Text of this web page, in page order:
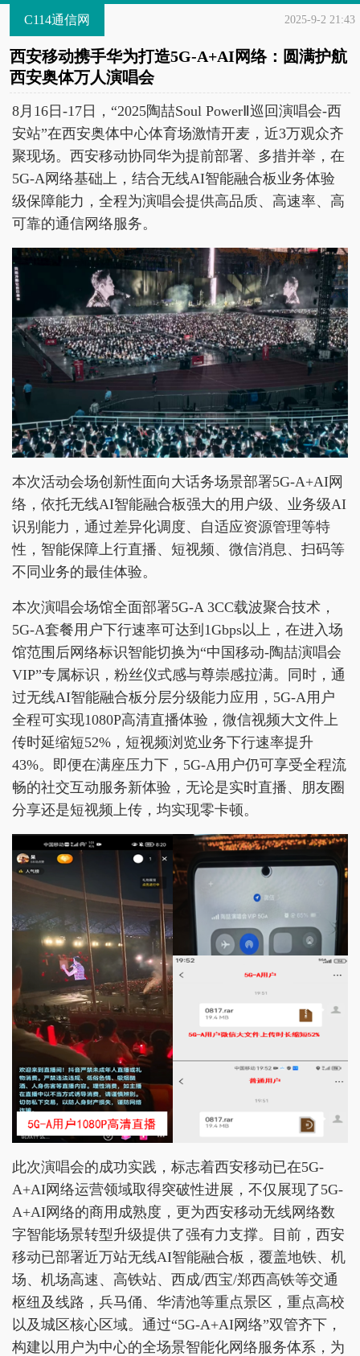
C114通信网 2025-9-2 21:43
西安移动携手华为打造5G-A+AI网络：圆满护航
西安奥体万人演唱会
8月16日-17日，“2025陶喆Soul PowerⅡ巡回演唱会-西
安站”在西安奥体中心体育场激情开麦，近3万观众齐
聚现场。西安移动协同华为提前部署、多措并举，在
5G-A网络基础上，结合无线AI智能融合板业务体验
级保障能力，全程为演唱会提供高品质、高速率、高
可靠的通信网络服务。
本次活动会场创新性面向大话务场景部署5G-A+AI网
络，依托无线AI智能融合板强大的用户级、业务级AI
识别能力，通过差异化调度、自适应资源管理等特
性，智能保障上行直播、短视频、微信消息、扫码等
不同业务的最佳体验。
本次演唱会场馆全面部署5G-A 3CC载波聚合技术，
5G-A套餐用户下行速率可达到1Gbps以上，在进入场
馆范围后网络标识智能切换为“中国移动-陶喆演唱会
VIP”专属标识，粉丝仪式感与尊崇感拉满。同时，通
过无线AI智能融合板分层分级能力应用，5G-A用户
全程可实现1080P高清直播体验，微信视频大文件上
传时延缩短52%，短视频浏览业务下行速率提升
43%。即便在满座压力下，5G-A用户仍可享受全程流
畅的社交互动服务新体验，无论是实时直播、朋友圈
分享还是短视频上传，均实现零卡顿。
此次演唱会的成功实践，标志着西安移动已在5G-
A+AI网络运营领域取得突破性进展，不仅展现了5G-
A+AI网络的商用成熟度，更为西安移动无线网络数
字智能场景转型升级提供了强有力支撑。目前，西安
移动已部署近万站无线AI智能融合板，覆盖地铁、机
场、机场高速、高铁站、西成/西宝/郑西高铁等交通
枢纽及线路，兵马俑、华清池等重点景区，重点高校
以及城区核心区域。通过“5G-A+AI网络”双管齐下，
构建以用户为中心的全场景智能化网络服务体系，为